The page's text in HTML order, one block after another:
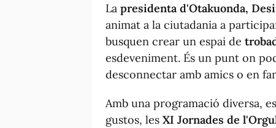
La presidenta d'Otakuonda,
animat a la ciutadania a
busquen crear un espai de
esdeveniment. És un punt on
desconnectar amb amics o en
Amb una programació diversa,
gustos, les XI Jornades de